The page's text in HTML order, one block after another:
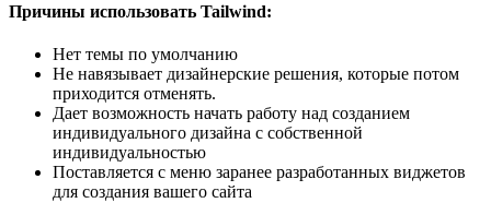
Причины использовать Tailwind:
Нет темы по умолчанию
Не навязывает дизайнерские решения, которые потом
приходится отменять.
Дает возможность начать работу над созданием
индивидуального дизайна с собственной
индивидуальностью
Поставляется с меню заранее разработанных виджетов
для создания вашего сайта